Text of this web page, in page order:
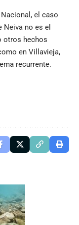
el caso
no es el
otros hechos
en Villavieja,
recurrente.